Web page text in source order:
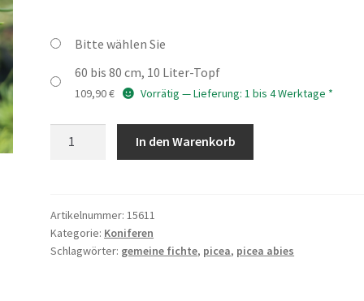
Bitte wählen Sie
60 bis 80 cm, 10 Liter-Topf
109,90€ Vorrätig — Lieferung: 1 bis 4 Werktage *
Menge
In den Warenkorb
Artikelnummer:15611
Kategorie: Koniferen
Schlagwörter: gemeine fichte, picea, picea abies